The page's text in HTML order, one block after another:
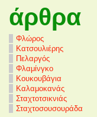
άρθρα
Φλώρος
Κατσουλιέρης
Πελαργός
Φλαμίνγκο
Κουκουβάγια
Καλαμοκανάς
Σταχτοτσικνιάς
Σταχτοσουσουράδα